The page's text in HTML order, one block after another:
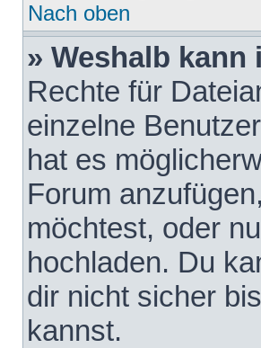
Nach oben
» Weshalb kann
Rechte für
einzelne
hat es
Forum
möchtest, oder
hochladen. Du
dir nicht sicher
kannst.